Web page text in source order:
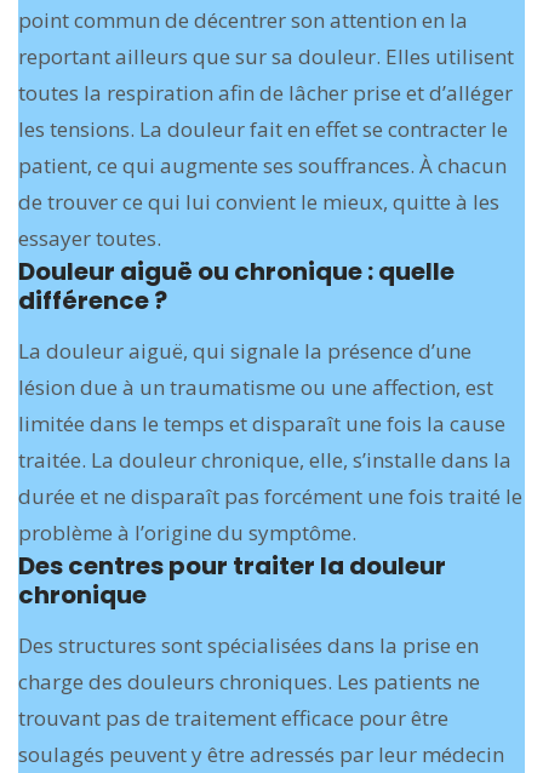
point commun de décentrer son attention en la
reportant ailleurs que sur sa douleur. Elles utilisent
toutes la respiration afin de lâcher prise et d’alléger
les tensions. La douleur fait en effet se contracter le
patient, ce qui augmente ses souffrances. À chacun
de trouver ce qui lui convient le mieux, quitte à les
essayer toutes.
Douleur aiguë ou chronique : quelle
différence ?
La douleur aiguë, qui signale la présence d’une
lésion due à un traumatisme ou une affection, est
limitée dans le temps et disparaît une fois la cause
traitée. La douleur chronique, elle, s’installe dans la
durée et ne disparaît pas forcément une fois traité le
problème à l’origine du symptôme.
Des centres pour traiter la douleur
chronique
Des structures sont spécialisées dans la prise en
charge des douleurs chroniques. Les patients ne
trouvant pas de traitement efficace pour être
soulagés peuvent y être adressés par leur médecin